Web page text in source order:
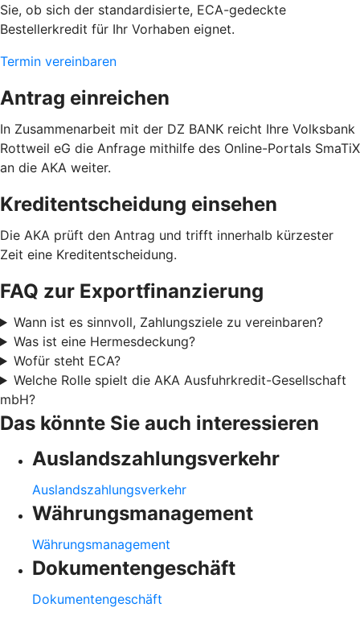
Sie, ob sich der standardisierte, ECA-gedeckte
Bestellerkredit für Ihr Vorhaben eignet.
Termin vereinbaren
Antrag einreichen
In Zusammenarbeit mit der DZ BANK reicht Ihre Volksbank
Rottweil eG die Anfrage mithilfe des Online-Portals SmaTiX
an die AKA weiter.
Kreditentscheidung einsehen
Die AKA prüft den Antrag und trifft innerhalb kürzester
Zeit eine Kreditentscheidung.
FAQ zur Exportfinanzierung
Wann ist es sinnvoll, Zahlungsziele zu vereinbaren?
Was ist eine Hermesdeckung?
Wofür steht ECA?
Welche Rolle spielt die AKA Ausfuhrkredit-Gesellschaft
mbH?
Das könnte Sie auch interessieren
Auslandszahlungsverkehr
Auslandszahlungsverkehr
Währungsmanagement
Währungsmanagement
Dokumentengeschäft
Dokumentengeschäft